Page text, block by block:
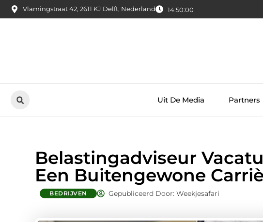
Vlamingstraat 42, 2611 KJ Delft, Nederland 14:50:01
Uit De Media Partners
Belastingadviseur
Een Buitengewone
BEDRIJVEN Gepubliceerd Door: Weekjesafari